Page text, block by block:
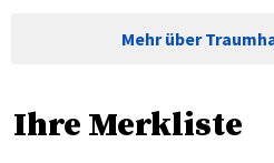
Mehr über
Ihre Merkliste